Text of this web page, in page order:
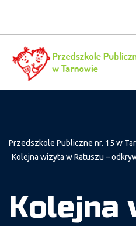
Przedszkole Publiczne nr. 15 w
Kolejna wizyta w Ratuszu –
Kolejna